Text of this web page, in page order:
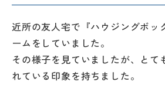
近所の友人宅で『ハウジングボッ
ームをしていました。
その様子を見ていましたが、とて
れている印象を持ちました。